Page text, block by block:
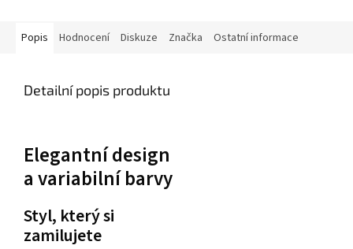
Popis Hodnocení Diskuze Značka Ostatní informace
Detailní popis produktu
Elegantní design
a variabilní barvy
Styl, který si
zamilujete